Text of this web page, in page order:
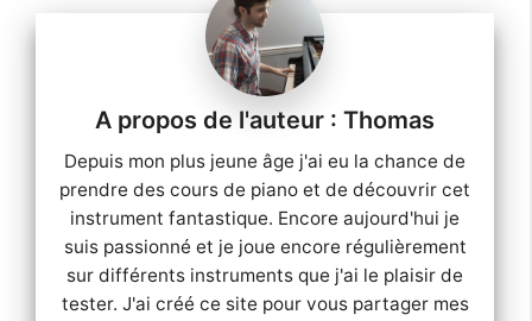
Thomas
Depuis mon plus jeune âge j'ai eu la chance de
prendre des cours de piano et de découvrir cet
instrument fantastique. Encore aujourd'hui je
suis passionné et je joue encore régulièrement
sur différents instruments que j'ai le plaisir de
tester. J'ai créé ce site pour vous partager mes